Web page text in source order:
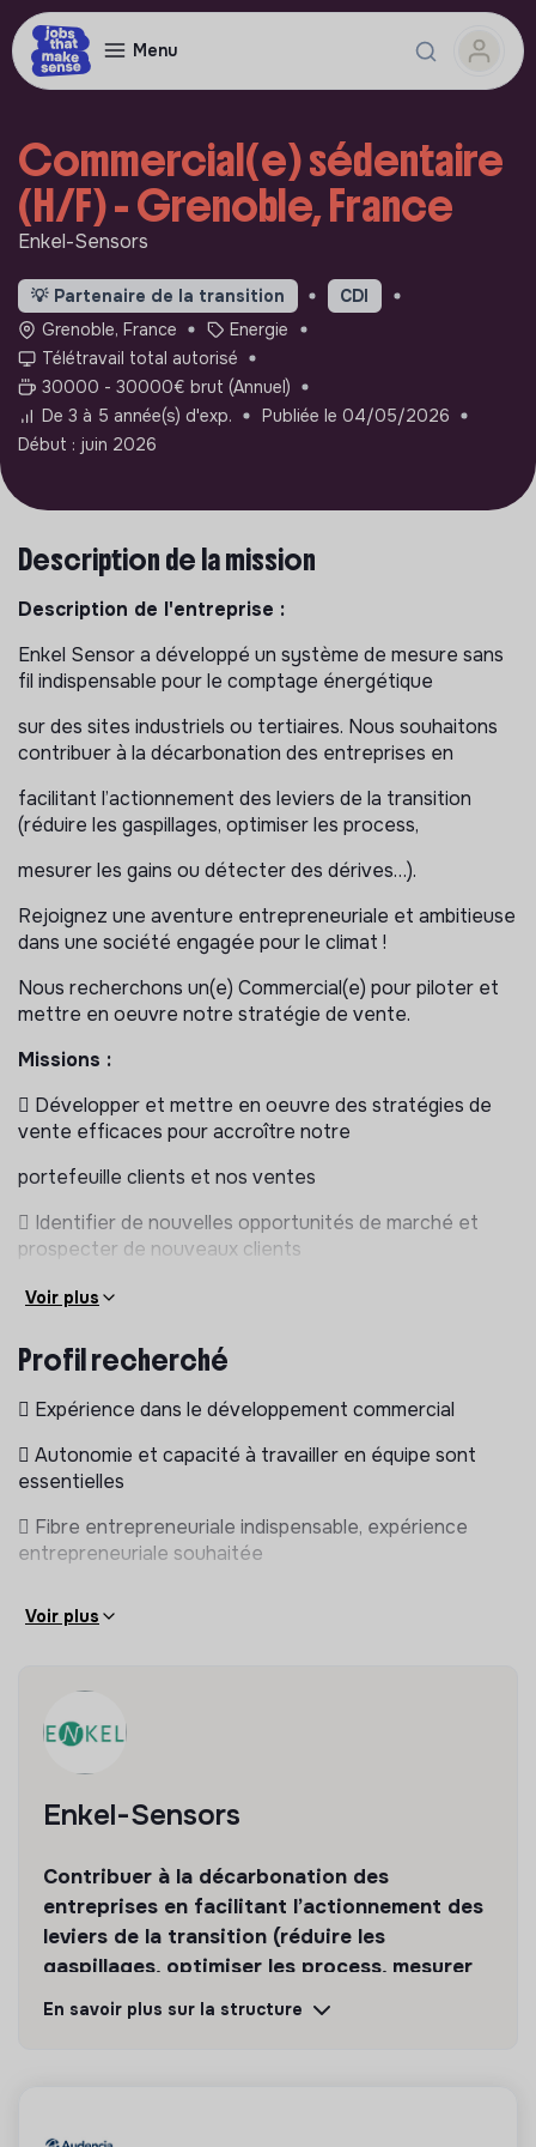
Menu
Commercial(e) sédentaire
(H/F) - Grenoble, France
Enkel-Sensors
💡 Partenaire de la transition
CDI
Grenoble, France
Energie
Télétravail total autorisé
30000 - 30000€ brut (Annuel)
De 3 à 5 année(s) d'exp.
Publiée le 04/05/2026
Début : juin 2026
Description de la mission
Description de l'entreprise :
Enkel Sensor a développé un système de mesure sans
fil indispensable pour le comptage énergétique
sur des sites industriels ou tertiaires. Nous souhaitons
contribuer à la décarbonation des entreprises en
facilitant l’actionnement des leviers de la transition
(réduire les gaspillages, optimiser les process,
mesurer les gains ou détecter des dérives…).
Rejoignez une aventure entrepreneuriale et ambitieuse
dans une société engagée pour le climat !
Nous recherchons un(e) Commercial(e) pour piloter et
mettre en oeuvre notre stratégie de vente.
Missions :
 Développer et mettre en oeuvre des stratégies de
vente efficaces pour accroître notre
portefeuille clients et nos ventes
 Identifier de nouvelles opportunités de marché et
prospecter de nouveaux clients
 Collaborer avec l’équipe de direction pour optimiser
 Suivre et analyser les performances commerciales
gestion d’une équipe, avec des perspectives
temps puis d’une équipe commerciale
Voir plus
Profil recherché
 Expérience dans le développement commercial
 Autonomie et capacité à travailler en équipe sont
essentielles
 Fibre entrepreneuriale indispensable, expérience
entrepreneuriale souhaitée
Voir plus
Enkel-Sensors
Contribuer à la décarbonation des
entreprises en facilitant l’actionnement des
leviers de la transition (réduire les
gaspillages, optimiser les process, mesurer
les gains ou détecter des dérives…).
En savoir plus sur la structure